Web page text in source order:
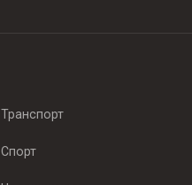
Транспорт
Спорт